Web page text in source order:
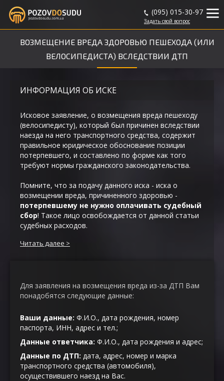
(095) 015-30-97
Задать свой вопрос
ВОЗМЕЩЕНИЕ ВРЕДА ЗДОРОВЬЮ ПЕШЕХОДА (ИЛИ
ВЕЛОСИПЕДИСТА) ВСЛЕДСТВИИ ДТП
ИНФОРМАЦИЯ ОБ ИСКЕ
Исковое заявление, о возмещения вреда пешеходу
(велосипедисту), который был причинен вследствии
наезда на него транспортного средства, содержит
правильное юридическое обоснование позиции
потерпевшего, и составлено по форме как того
требуют нормы гражданского законодательства.
Помните, что за подачу данного иска - иска о
возмещении вреда, причиненного здоровью -
потерпевшему не нужно оплачивать судебный
сбор! Такое лицо освобождается от данной статьи
судебных расходов.
Читать далее
Для заявления на возмещения вреда из-за ДТП Вам
понадобятся следующие данные:
Ваши данные: Ф.И.О., дата рождения, номер
паспорта, ИНН, адрес и тел.;
Данные ответчика: Ф.И.О., дата рождения и адрес;
Данные по ДТП: дата, адрес, номер и марка
транспортного средства (автомобиля),
осуществившего наезд на Вас.